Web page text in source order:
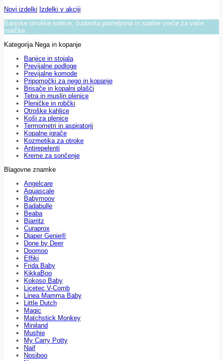
Novi izdelki Izdelki v akciji
Sanjske otroške sobice, čudovita posteljnina in spalne vreče za vaše
malčke.
Kategorija Nega in kopanje
Banjice in stojala
Previjalne podloge
Previjalne komode
Pripomočki za nego in kopanje
Brisače in kopalni plašči
Tetra in muslin plenice
Pleničke in robčki
Otroške kahlice
Koši za plenice
Termometri in aspiratorji
Kopalne igrače
Kozmetika za otroke
Antirepelenti
Kreme za sončenje
Blagovne znamke
Angelcare
Aquascale
Babymoov
Badabulle
Beaba
Biarritz
Curaprox
Diaper Genie®
Done by Deer
Doomoo
Effiki
Frida Baby
KikkaBoo
Kokoso Baby
Licetec V-Comb
Linea Mamma Baby
Little Dutch
Magic
Matchstick Monkey
Miniland
Mushie
My Carry Potty
Naif
Nosiboo